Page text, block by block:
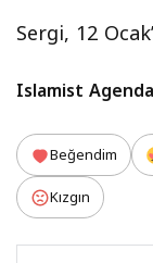
Sergi, 12
Islamist Agenda
Beğendim
Kızgın